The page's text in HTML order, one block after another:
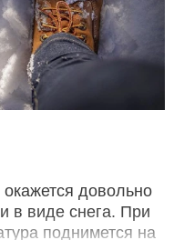
довольно
в виде снега. При
поднимется на